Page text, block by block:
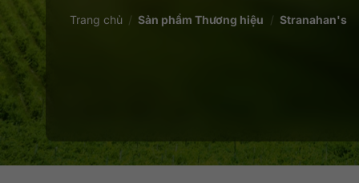
Trang chủ / Sản phẩm Thương hiệu / Stranahan's